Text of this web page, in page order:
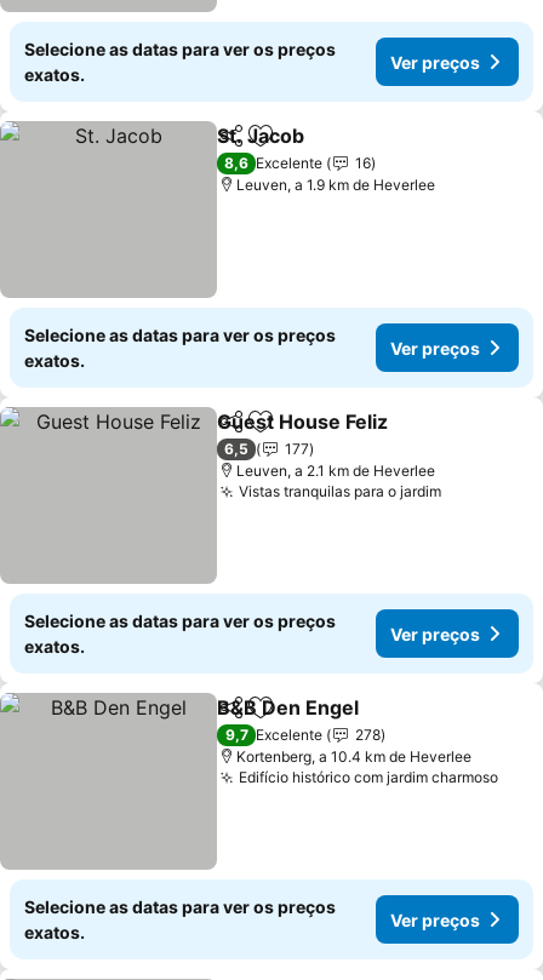
Selecione as datas para ver os preços
exatos.
Ver preços
PartilharAdicionar aos favoritos
St. Jacob
8,6 Excelente
16
Leuven, a 1.9 km de Heverlee
Selecione as datas para ver os preços
exatos.
Ver preços
PartilharAdicionar aos favoritos
Guest House Feliz
6,5
177
Leuven, a 2.1 km de Heverlee
Vistas tranquilas para o jardimVer preços
Selecione as datas para ver os preços
exatos.
Ver preços
PartilharAdicionar aos favoritos
B&B Den Engel
9,7 Excelente
278
Kortenberg, a 10.4 km de Heverlee
Edifício histórico com jardim charmosoVer
Selecione as datas para ver os preços
exatos.
Ver preços